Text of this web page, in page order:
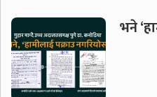
भने